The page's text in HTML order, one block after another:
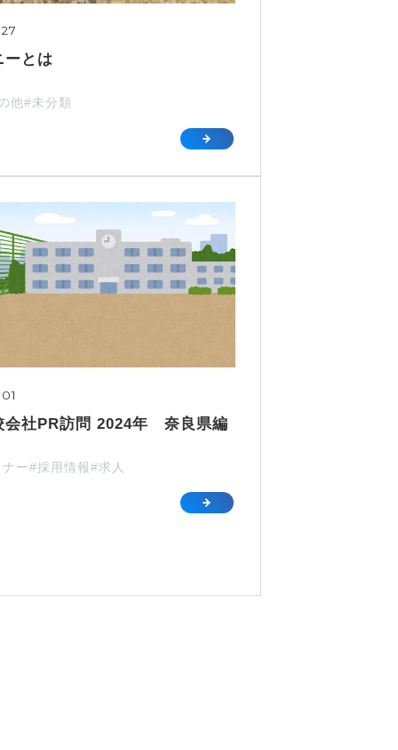
ーとは
他#未分類
会社PR訪問 2024年 奈良県編
ナー#採用情報#求人